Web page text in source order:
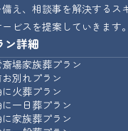
備え、相談事を解決するス
ビスを提案していきます。
ン詳細
場家族葬プラン
別れプラン
に火葬プラン
に一日葬プラン
に家族葬プラン